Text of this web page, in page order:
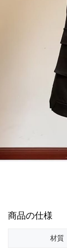
商品の仕様
材質